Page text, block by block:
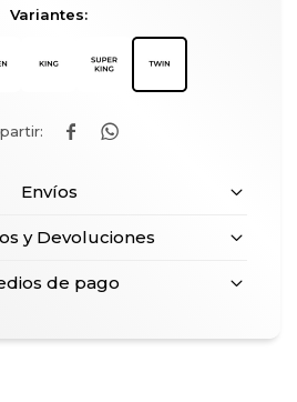
Variantes:
 
Envíos
y Devoluciones
de pago